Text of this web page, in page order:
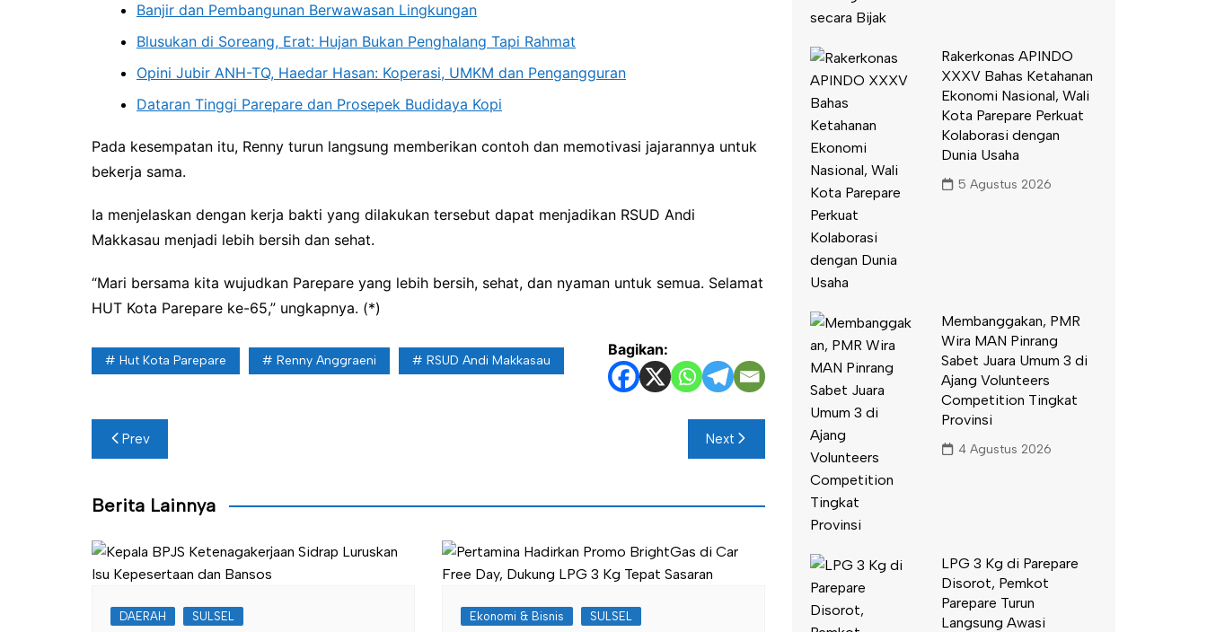
Banjir dan Pembangunan Berwawasan Lingkungan
Blusukan di Soreang, Erat: Hujan Bukan Penghalang Tapi Rahmat
Opini Jubir ANH-TQ, Haedar Hasan: Koperasi, UMKM dan Pengangguran
Dataran Tinggi Parepare dan Prosepek Budidaya Kopi
Pada kesempatan itu, Renny turun langsung memberikan contoh dan memotivasi jajarannya untuk
bekerja sama.
Ia menjelaskan dengan kerja bakti yang dilakukan tersebut dapat menjadikan RSUD Andi
Makkasau menjadi lebih bersih dan sehat.
“Mari bersama kita wujudkan Parepare yang lebih bersih, sehat, dan nyaman untuk semua. Selamat
HUT Kota Parepare ke-65,” ungkapnya. (*)
Bagikan:
Hut Kota Parepare Renny Anggraeni RSUD Andi Makkasau
Navigasi
pos
Prev Next
Berita Lainnya
DAERAH SULSEL Ekonomi & Bisnis SULSEL
Rakerkonas APINDO
XXXV Bahas Ketahanan
Ekonomi Nasional, Wali
Kota Parepare Perkuat
Kolaborasi dengan
Dunia Usaha
5 Agustus 2026
Membanggakan, PMR
Wira MAN Pinrang
Sabet Juara Umum 3 di
Ajang Volunteers
Competition Tingkat
Provinsi
4 Agustus 2026
LPG 3 Kg di Parepare
Disorot, Pemkot
Parepare Turun
Langsung Awasi